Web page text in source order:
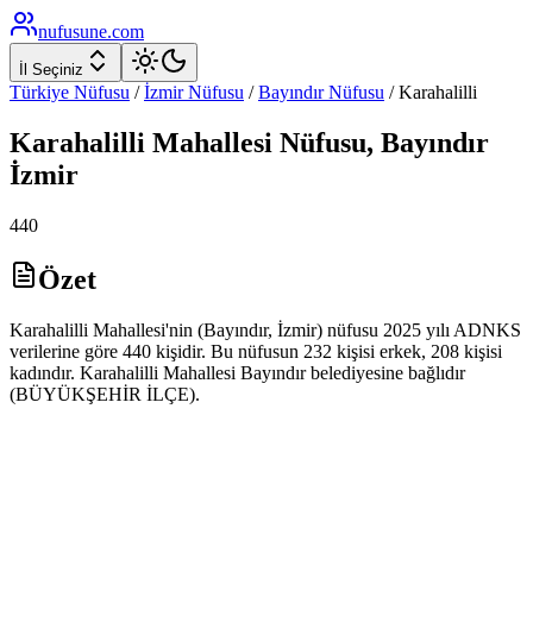
nufusune.com
İl Seçiniz
Türkiye Nüfusu / İzmirNüfusu / BayındırNüfusu /Karahalilli
Karahalilli Mahallesi Nüfusu, Bayındır
İzmir
440
Özet
Karahalilli Mahallesi'nin (Bayındır, İzmir) nüfusu 2025 yılı ADNKS
verilerine göre 440 kişidir. Bu nüfusun 232 kişisi erkek, 208 kişisi
kadındır. Karahalilli Mahallesi Bayındır belediyesine bağlıdır
(BÜYÜKŞEHİR İLÇE).